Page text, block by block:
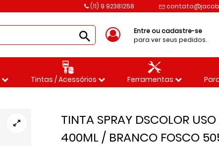
(11) 9 92381258
Entre ou cadastre-se
para ver seus pedidos.
Tintas / Acessórios Ferramentas
TINTA SPRAY DSCOLOR USO
400ML / BRANCO FOSCO